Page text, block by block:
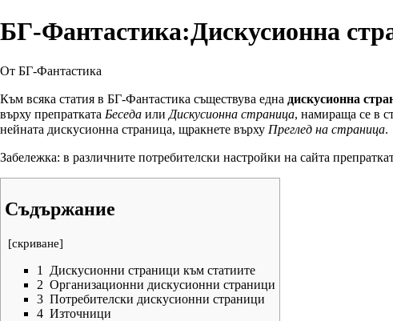
БГ-Фантастика:Дискусионна
От БГ-Фантастика
Към всяка статия в БГ-Фантастика съществува една дискусионна
върху препратката Беседа или Дискусионна страница, намираща се в
нейната дискусионна страница, щракнете върху Преглед на страница.
Забележка: в различните потребителски настройки на сайта
Съдържание
[скриване]
1
Дискусионни страници към статиите
2 Организационни дискусионни страници
3 Потребителски дискусионни страници
4 Източници